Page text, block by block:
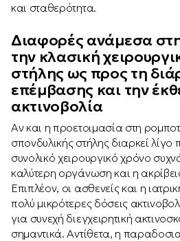
και σταθερότητα.
Διαφορές ανάμεσα
την κλασική
στήλης ως προς τη
επέμβασης και την
ακτινοβολία
Αν και η προετοιμασία στη
σπονδυλικής στήλης διαρκεί λίγο
συνολικό χειρουργικό χρόνο
καλύτερη οργάνωση και η
Επιπλέον, οι ασθενείς και η
πολύ μικρότερες δόσεις
για συνεχή διεγχειρητική
σημαντικά. Αντίθετα, η